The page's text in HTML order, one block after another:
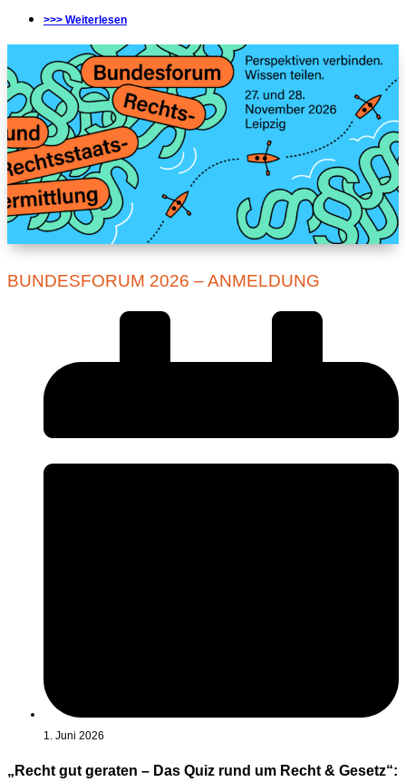
>>> Weiterlesen
BUNDESFORUM 2026 – ANMELDUNG
1. Juni 2026
„Recht gut geraten – Das Quiz rund um Recht & Gesetz“: